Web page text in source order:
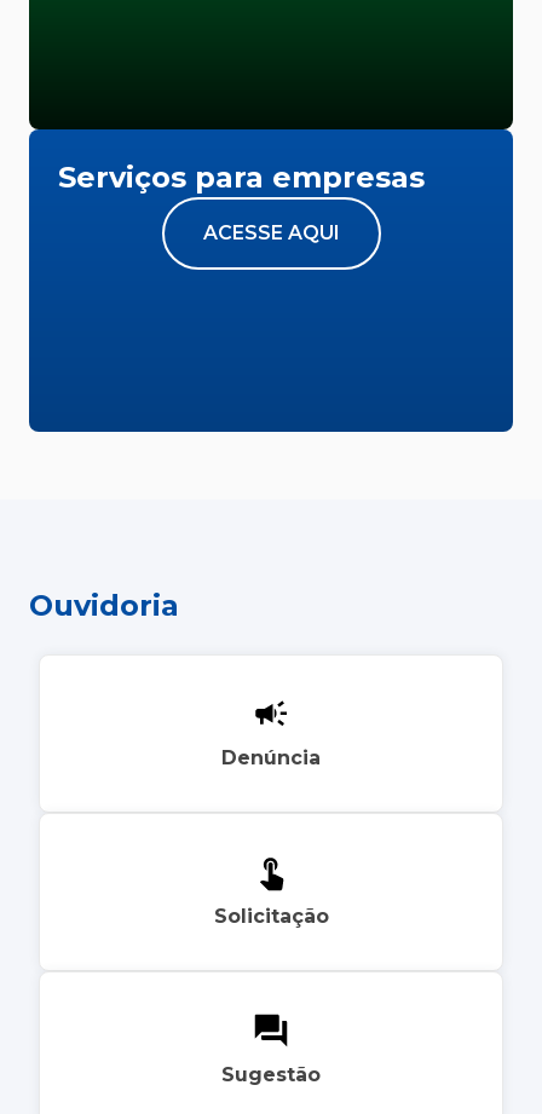
Serviços para empresas
ACESSE AQUI
Ouvidoria
Denúncia
Solicitação
Sugestão